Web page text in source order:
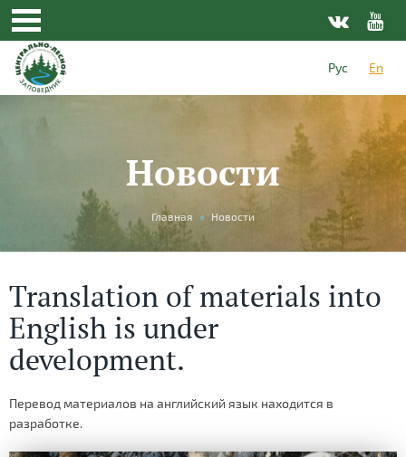
Рус En
Новости
are
here
Главная » Новости
Translation of materials into
English is under
development.
Перевод материалов на английский язык находится в
разработке.